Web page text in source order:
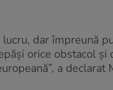
dar împreună
orice obstacol
a